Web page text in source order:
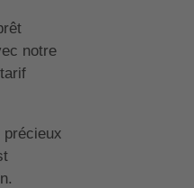
notre
précieux